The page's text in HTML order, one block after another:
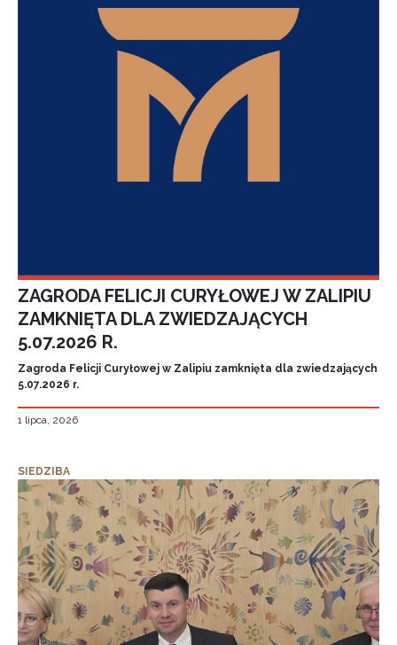
ZAGRODA FELICJI CURYŁOWEJ W ZALIPIU
ZAMKNIĘTA DLA ZWIEDZAJĄCYCH
5.07.2026 R.
Zagroda Felicji Curyłowej w Zalipiu zamknięta dla zwiedzających
5.07.2026 r.
1 lipca, 2026
SIEDZIBA